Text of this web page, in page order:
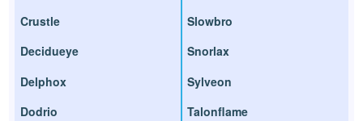
Crustle
Decidueye
Delphox
Dodrio
Slowbro
Snorlax
Sylveon
Talonflame